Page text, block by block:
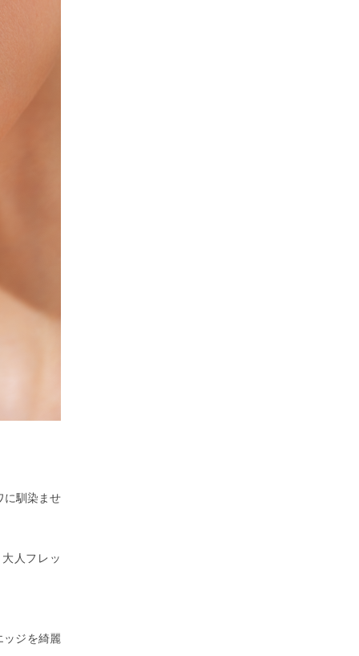
に馴染ませ
人フレッ
ッジを綺麗